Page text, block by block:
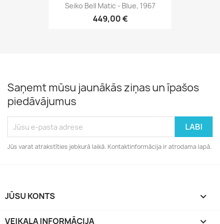
Seiko Bell Matic - Blue, 1967
449,00 €
Saņemt mūsu jaunākās ziņas un īpašos
piedāvājumus
Jūs varat atrakstīties jebkurā laikā. Kontaktinformācija ir atrodama lapā.
JŪSU KONTS 
VEIKALA INFORMĀCIJA keyboard_arrow_down